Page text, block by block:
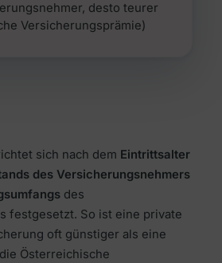
desto teurer
Versicherungsprämie)
sich nach dem Eintrittsalter
des Versicherungsnehmers
des
festgesetzt. So ist eine private
oft günstiger als eine
Österreichische